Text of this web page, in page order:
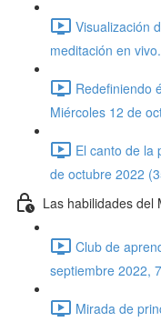
Visualización
meditación en
Redefiniendo
Miércoles 12 de
El canto de la
de octubre 2022
Las habilidades del
Club de
septiembre 2022,
Mirada de